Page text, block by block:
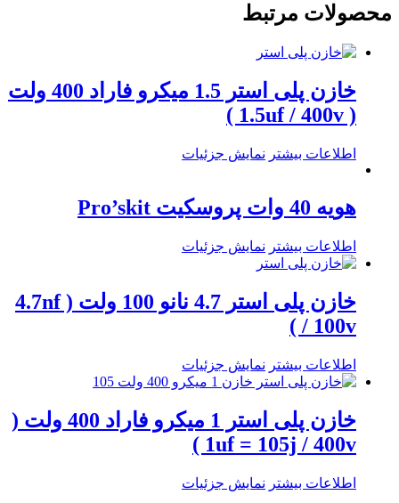
محصولات مرتبط
خازن پلی استر 1.5 میکرو فاراد 400 ولت
( 1.5uf / 400v )
اطلاعات بیشتر نمایش جزئیات
هویه 40 وات پروسکیت Pro’skit
اطلاعات بیشتر نمایش جزئیات
خازن پلی استر 4.7 نانو 100 ولت ( 4.7nf
/ 100v )
اطلاعات بیشتر نمایش جزئیات
خازن پلی استر 1 میکرو فاراد 400 ولت (
1uf = 105j / 400v )
اطلاعات بیشتر نمایش جزئیات